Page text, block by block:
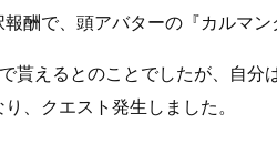
酬で、頭アバターの『カルマ
貰えるとのことでしたが、自
、クエスト発生しました。